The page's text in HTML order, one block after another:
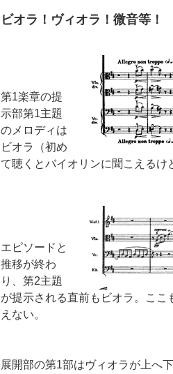
ビオラ！ヴィオラ！微音等！
第1楽章の提
示部第1主題
のメロディは
ビオラ（初め
て聴くとバイオリンに聞こえるけ
エピソードと
推移が終わ
り、第2主題
が提示される直前もビオラ。ここ
えない。
展開部の第1部はヴィオラが上へ